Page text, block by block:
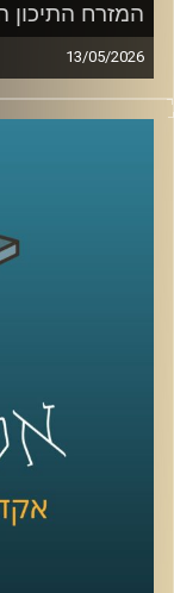
המזרח התיכון
13/05/2026
לפני כמה שנים,
מי נגד מי במזרח
החות’ים, רוסיה,
הכותרות, הרבה
אז בפרק הזה
להבין מה באמת
באוקטובר, ואיך
איתנו היום ד”ר
ואסטרטגיה
המשרד לנושאים
וביחד ננסה